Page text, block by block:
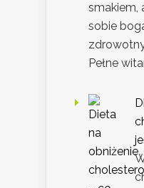
smakiem,
sobie
Pełne